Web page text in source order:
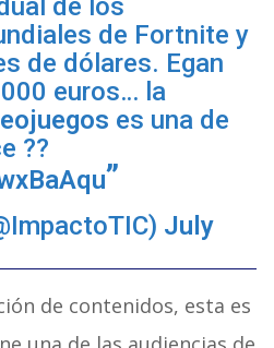
de los
de Fortnite y
de dólares. Egan
euros… la
es una de
??
July
de contenidos, esta es